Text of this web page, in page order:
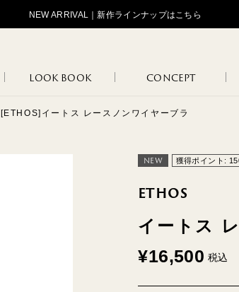
NEW ARRIVAL｜新作ラインナップはこちら
LOOK BOOK CONCEPT
HIP HUNG
LOUNGE
WEAR
LOGOS
JANINE
[ETHOS]イートス レースノンワイヤーブラ
NEW 獲得ポイント:
ETHOS
イートス
¥16,500 税込